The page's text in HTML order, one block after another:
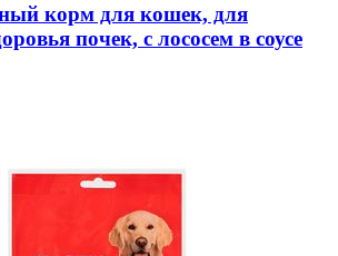
корм для кошек, для
почек, с лососем в соусе